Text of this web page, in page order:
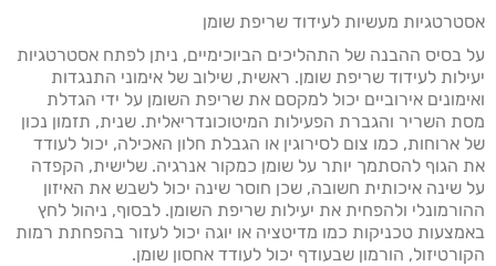
אסטרטגיות מעשיות לעידוד שריפת שומן
על בסיס ההבנה של התהליכים הביוכימיים, ניתן לפתח אסטרטגיות
יעילות לעידוד שריפת שומן. ראשית, שילוב של אימוני התנגדות
ואימונים אירוביים יכול למקסם את שריפת השומן על ידי הגדלת
מסת השריר והגברת הפעילות המיטוכונדריאלית. שנית, תזמון נכון
של ארוחות, כמו צום לסירוגין או הגבלת חלון האכילה, יכול לעודד
את הגוף להסתמך יותר על שומן כמקור אנרגיה. שלישית, הקפדה
על שינה איכותית חשובה, שכן חוסר שינה יכול לשבש את האיזון
ההורמונלי ולהפחית את יעילות שריפת השומן. לבסוף, ניהול לחץ
באמצעות טכניקות כמו מדיטציה או יוגה יכול לעזור בהפחתת רמות
הקורטיזול, הורמון שבעודף יכול לעודד אחסון שומן.